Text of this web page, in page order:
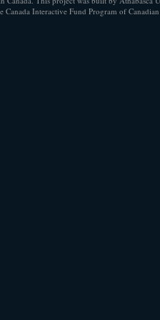
Canada Interactive Fund Program of